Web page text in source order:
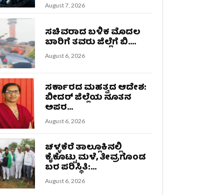
August 7, 2026
ಸಚಿವರಾದ ಬಳಿಕ ಮೊದಲ
ಬಾರಿಗೆ ತವರು ಜಿಲ್ಲೆಗೆ ಬಿ....
August 6, 2026
ಸರ್ಕಾರದ ಮಹತ್ವದ ಆದೇಶ:
ಬೀದರ್ ಜಿಲ್ಲೆಯ ನೂತನ
ಅಪರ...
August 6, 2026
ಚಳ್ಳಕೆರೆ ತಾಲ್ಲೂಕಿನಲ್ಲಿ
ಕೈಕೊಟ್ಟು ಮಳೆ, ತೀವ್ರಗೊಂಡ
ಬರ ಪರಿಸ್ಥಿತಿ:...
August 6, 2026